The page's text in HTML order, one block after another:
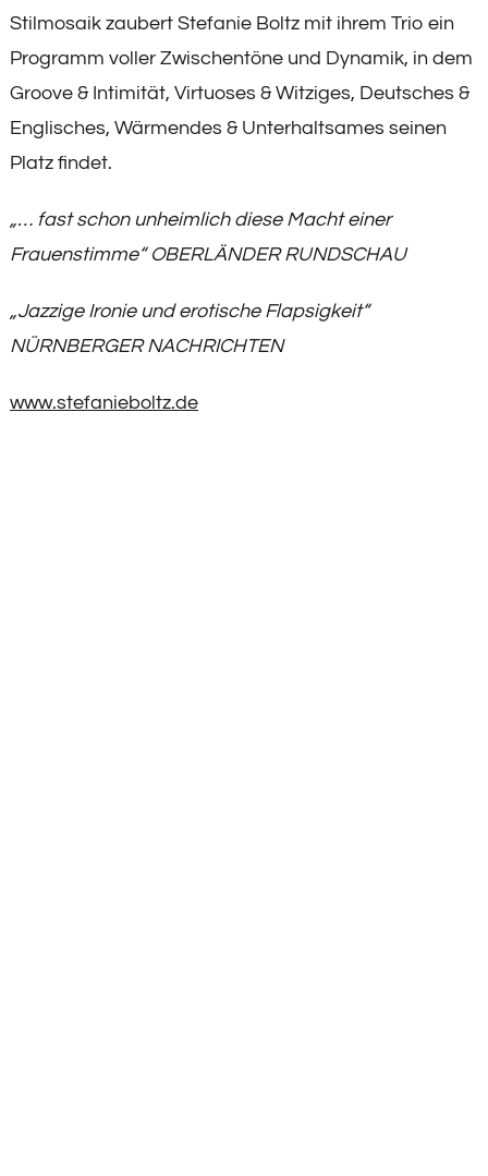
Stilmosaik zaubert Stefanie Boltz mit ihrem Trio ein
Programm voller Zwischentöne und Dynamik, in dem
Groove & Intimität, Virtuoses & Witziges, Deutsches &
Englisches, Wärmendes & Unterhaltsames seinen
Platz findet.
„… fast schon unheimlich diese Macht einer
Frauenstimme“ OBERLÄNDER RUNDSCHAU
„Jazzige Ironie und erotische Flapsigkeit“
NÜRNBERGER NACHRICHTEN
www.stefanieboltz.de